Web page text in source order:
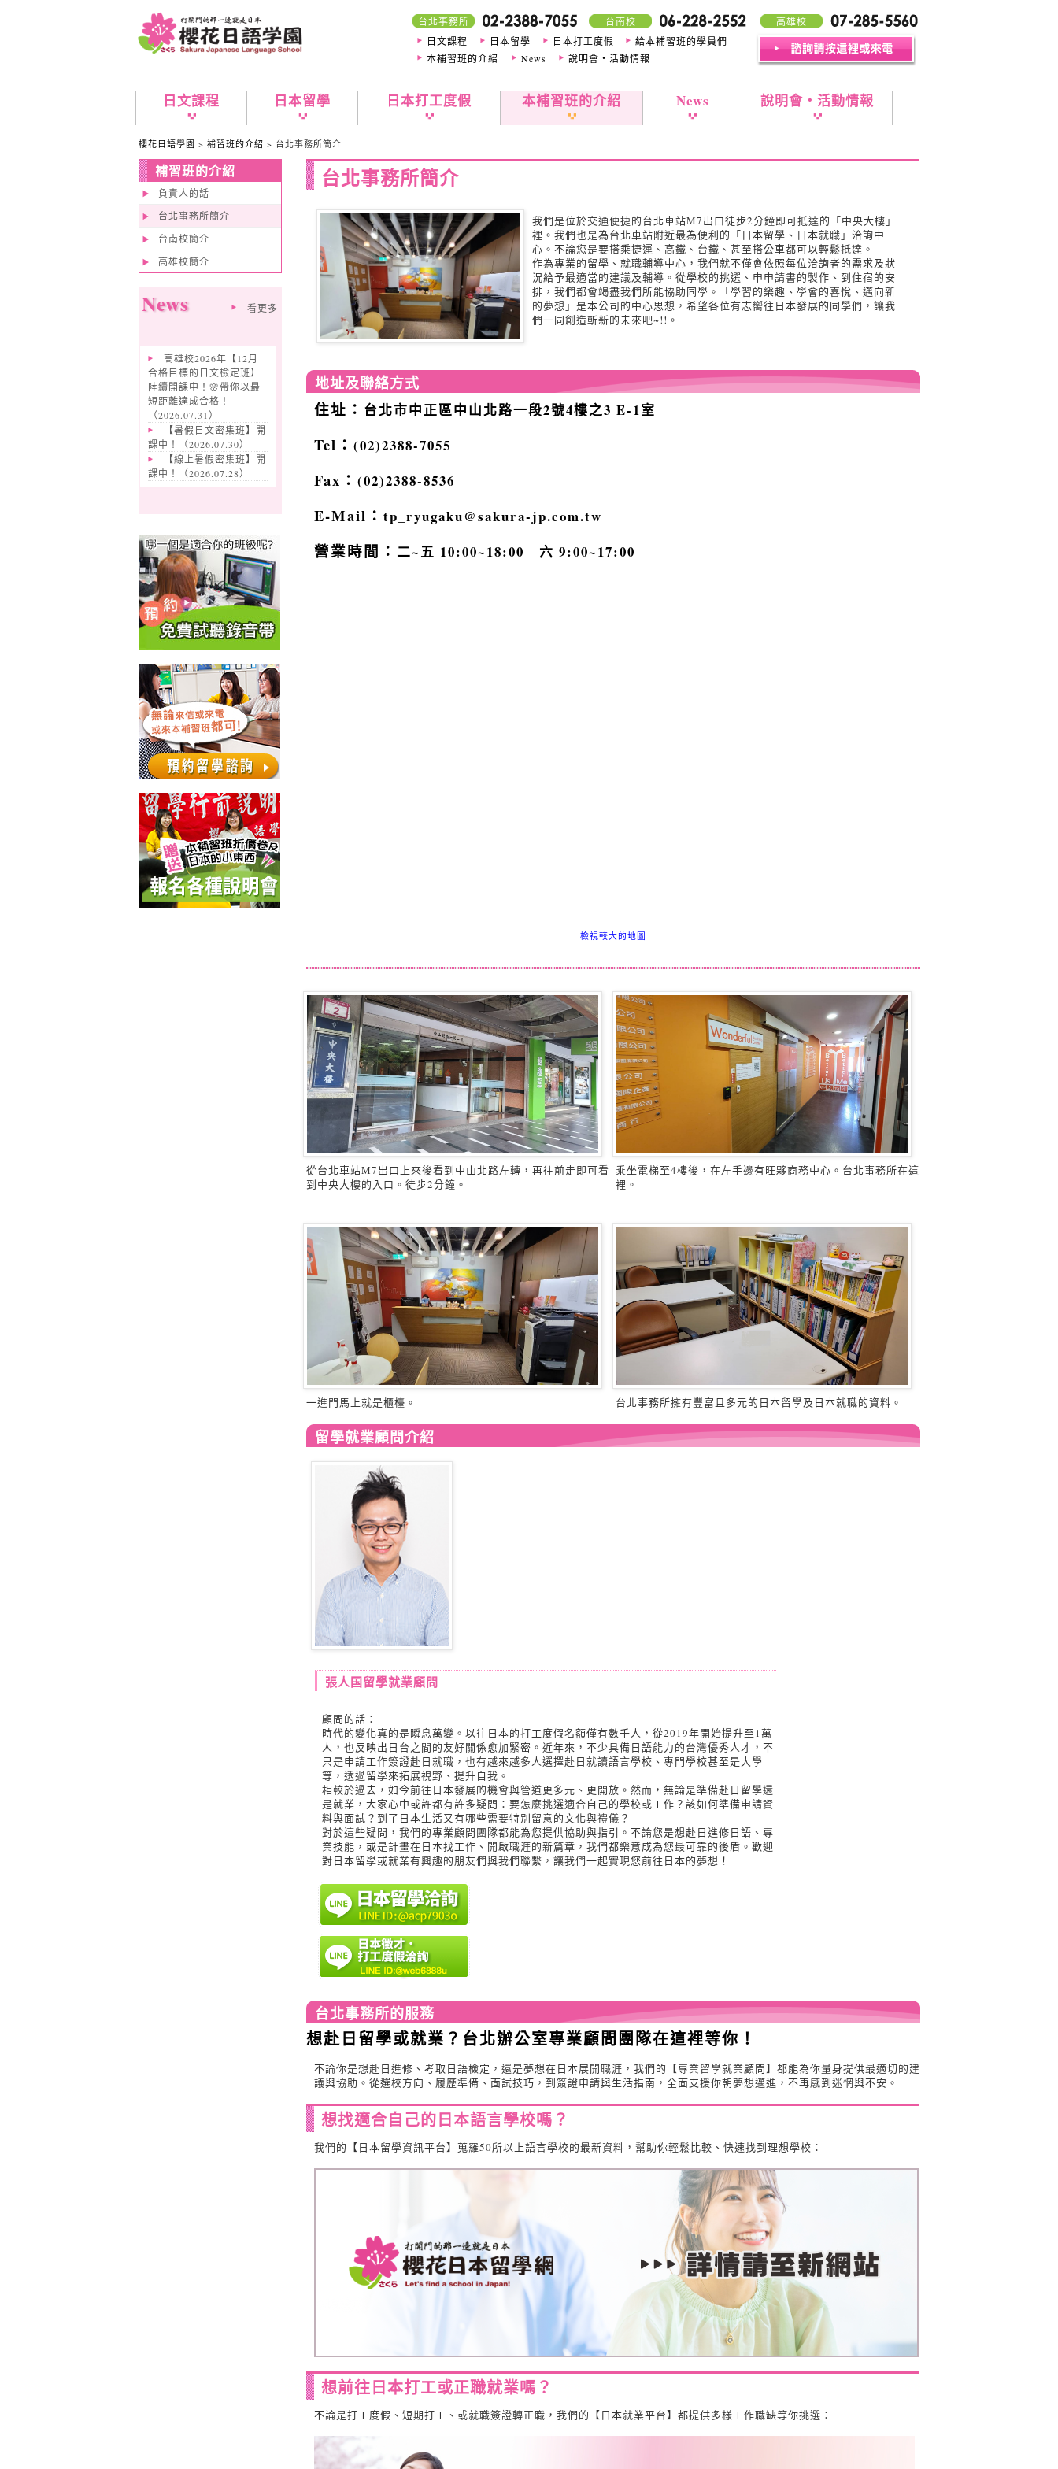
高雄校
台南校
台北事務所
日文課程
日本留學 日本打工度假
給本補習班的學員們
本補習班的介紹
News 說明會・活動情報
日文課程 日本留學 日本打工度假 本補習班的介紹 News 說明會・活動情報
櫻花日語學園 > 補習班的介紹 > 台北事務所簡介
台北事務所簡介
我們是位於交通便捷的台北車站M7出口徒步2分鐘即可抵達的「中央大樓」
裡。我們也是為台北車站附近最為便利的「日本留學、日本就職」洽詢中
心。不論您是要搭乘捷運、高鐵、台鐵、甚至搭公車都可以輕鬆抵達。
作為專業的留學、就職輔導中心，我們就不僅會依照每位洽詢者的需求及狀
況給予最適當的建議及輔導。從學校的挑選、申申請書的製作、到住宿的安
排，我們都會竭盡我們所能協助同學。「學習的樂趣、學會的喜悅、邁向新
的夢想」是本公司的中心思想，希望各位有志嚮往日本發展的同學們，讓我
們一同創造斬新的未來吧~!!。
地址及聯絡方式
住址： 台北市中正區中山北路一段2號4樓之3 E-1室
Tel： (02)2388-7055
Fax： (02)2388-8536
E-Mail： tp_ryugaku@sakura-jp.com.tw
營業時間： 二~五 10:00~18:00 六 9:00~17:00
檢視較大的地圖
從台北車站M7出口上來後看到中山北路左轉，再往前走即可看
到中央大樓的入口。徒步2分鐘。
乘坐電梯至4樓後，在左手邊有旺夥商務中心。台北事務所在這
裡。
一進門馬上就是櫃檯。 台北事務所擁有豐富且多元的日本留學及日本就職的資料。
留學就業顧問介紹
張人国留學就業顧問
顧問的話：
時代的變化真的是瞬息萬變。以往日本的打工度假名額僅有數千人，從2019年開始提升至1萬
人，也反映出日台之間的友好關係愈加緊密。近年來，不少具備日語能力的台灣優秀人才，不
只是申請工作簽證赴日就職，也有越來越多人選擇赴日就讀語言學校、專門學校甚至是大學
等，透過留學來拓展視野、提升自我。
相較於過去，如今前往日本發展的機會與管道更多元、更開放。然而，無論是準備赴日留學還
是就業，大家心中或許都有許多疑問：要怎麼挑選適合自己的學校或工作？該如何準備申請資
料與面試？到了日本生活又有哪些需要特別留意的文化與禮儀？
對於這些疑問，我們的專業顧問團隊都能為您提供協助與指引。不論您是想赴日進修日語、專
業技能，或是計畫在日本找工作、開啟職涯的新篇章，我們都樂意成為您最可靠的後盾。歡迎
對日本留學或就業有興趣的朋友們與我們聯繫，讓我們一起實現您前往日本的夢想！
台北事務所的服務
想赴日留學或就業？台北辦公室專業顧問團隊在這裡等你！
不論你是想赴日進修、考取日語檢定，還是夢想在日本展開職涯，我們的【專業留學就業顧問】都能為你量身提供最適切的建
議與協助。從選校方向、履歷準備、面試技巧，到簽證申請與生活指南，全面支援你朝夢想邁進，不再感到迷惘與不安。
想找適合自己的日本語言學校嗎？
我們的【日本留學資訊平台】蒐羅50所以上語言學校的最新資料，幫助你輕鬆比較、快速找到理想學校：
想前往日本打工或正職就業嗎？
不論是打工度假、短期打工、或就職簽證轉正職，我們的【日本就業平台】都提供多樣工作職缺等你挑選：
補習班的介紹
負責人的話
台北事務所簡介
台南校簡介
高雄校簡介
News 看更多
高雄校2026年【12月
合格目標的日文檢定班】
陸續開課中！🌸帶你以最
短距離達成合格！
（2026.07.31）
【暑假日文密集班】開
課中！（2026.07.30）
【線上暑假密集班】開
課中！（2026.07.28）